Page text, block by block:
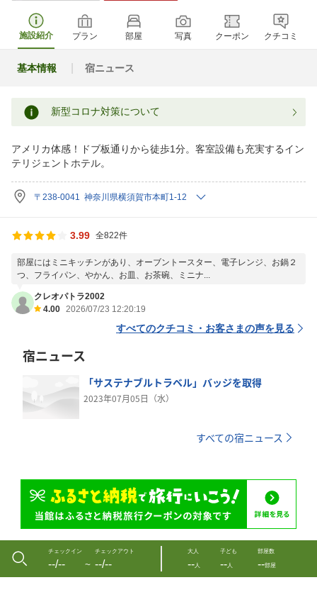
施設紹介 プラン 部屋 写真 クーポン クチコミ
基本情報 宿ニュース
新型コロナ対策について
アメリカ体感！ドブ板通りから徒歩1分。客室設備も充実するイン
テリジェントホテル。
〒238-0041 神奈川県横須賀市本町1-12
3.99 全822件
部屋にはミニキッチンがあり、オーブントースター、電子レンジ、お鍋２
つ、フライパン、やかん、お皿、お茶碗、ミニナ...
クレオパトラ2002
4.00 2026/07/23 12:20:19
すべてのクチコミ・お客さまの声を見る
宿ニュース
「サステナブルトラベル」バッジを取得
2023年07月05日（水）
すべての宿ニュース
チェックイン
--/-- 〜
チェックアウト
--/--
大人
--人
子ども
--人
部屋数
--部屋